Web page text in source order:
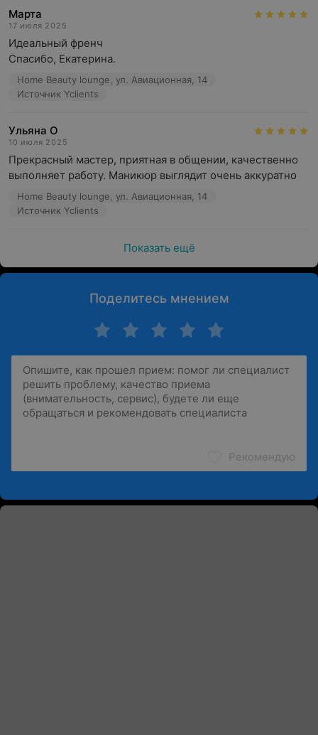
Марта
17 июля 2025
Идеальный френч
Спасибо, Екатерина.
Home Beauty lounge, ул. Авиационная, 14
Источник Yclients
Ульяна О
10 июля 2025
Прекрасный мастер, приятная в общении, качественно
выполняет работу. Маникюр выглядит очень аккуратно
Home Beauty lounge, ул. Авиационная, 14
Источник Yclients
Показать ещё
Поделитесь мнением
Рекомендую